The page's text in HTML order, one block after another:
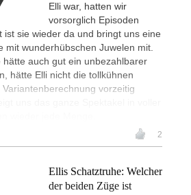
Elli war, hatten wir
vorsorglich Episoden
ist sie wieder da und bringt uns eine
mit wunderhübschen Juwelen mit.
hätte auch gut ein unbezahlbarer
hätte Elli nicht die tollkühnen
vorzeitig
2
Ellis Schatztruhe: Welcher
der beiden Züge ist